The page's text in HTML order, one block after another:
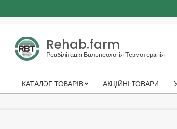
Skip
content
Rehab.farm
Реабілітація Бальнеологія Термотерапія
Primary
КАТАЛОГ ТОВАРІВ АКЦІЙНІ ТОВАРИ